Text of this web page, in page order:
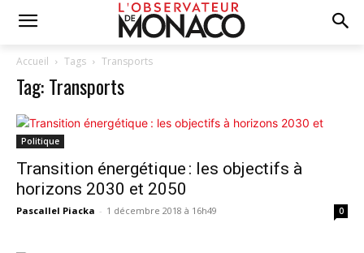
Accueil Tags Transports
Tag: Transports
Politique
Transition énergétique : les objectifs à
horizons 2030 et 2050
Pascallel Piacka - 1 décembre 2018 à 16h49 0